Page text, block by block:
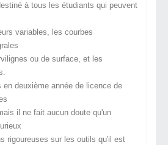
à tous les étudiants qui peuvent
variables, les courbes
ou de surface, et les
en deuxième année de licence de
il ne fait aucun doute qu'un
rigoureuses sur les outils qu'il est